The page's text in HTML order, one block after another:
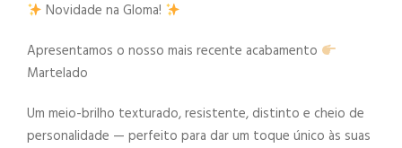
Novidade na Gloma!
Apresentamos o nosso mais recente acabamento
Martelado
Um meio-brilho texturado, resistente, distinto e cheio de
personalidade — perfeito para dar um toque único às suas